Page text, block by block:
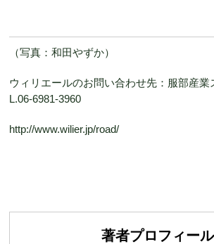
（写真：和田やずか）
ウィリエールのお問い合わせ先：服部産業
L.06-6981-3960
http://www.wilier.jp/road/
著者プロフィール